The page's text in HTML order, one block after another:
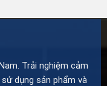
Trải nghiệm cảm
dụng sản phẩm và